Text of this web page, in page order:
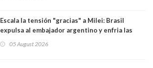
Escala la tensión "gracias" a Milei: Brasil
expulsa al embajador argentino y enfria las
trasandino
05 August 2026